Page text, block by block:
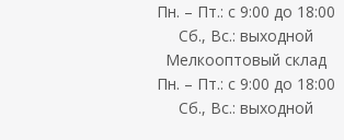
Пн. – Пт.: с 9:00 до 18:00
Сб., Вс.: выходной
Мелкооптовый склад
Пн. – Пт.: с 9:00 до 18:00
Сб., Вс.: выходной